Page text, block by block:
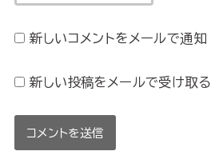
新しいコメントをメールで通知
新しい投稿をメールで受け取る